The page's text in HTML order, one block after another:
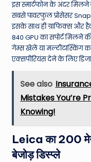
इस स्मार्टफोन के अंदर
सबसे पावरफुल प्रोसेसर
इसके साथ ही ग्राफिक्स और
840 GPU का सपोर्ट मिलने
गेम्स खेलें या मल्टीटास्किंग
एक्सपीरियंस देने के लिए
See also
Mistakes You’re
Knowing!
Leica का 200
बेजोड़ डिस्प्ले